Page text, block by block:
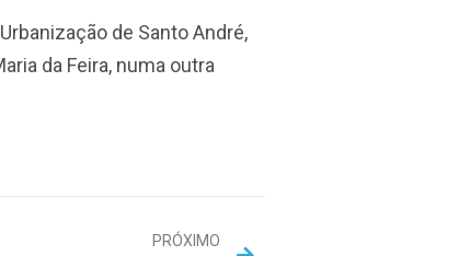
de Santo André,
da Feira, numa outra
PRÓXIMO